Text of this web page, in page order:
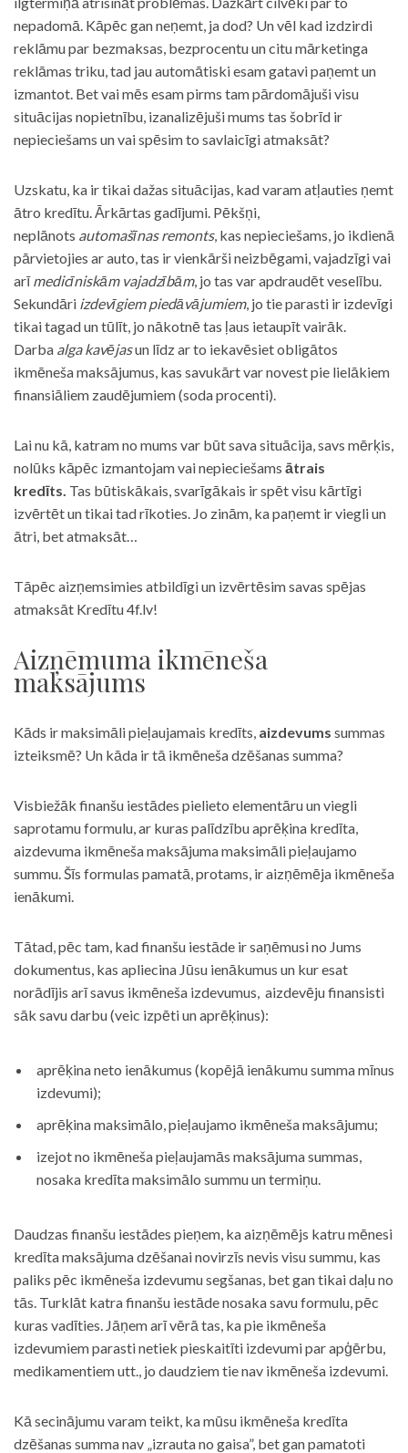
nepadomā. Kāpēc gan neņemt, ja dod? Un vēl kad izdzirdi
reklāmu par bezmaksas, bezprocentu un citu mārketinga
reklāmas triku, tad jau automātiski esam gatavi paņemt un
izmantot. Bet vai mēs esam pirms tam pārdomājuši visu
situācijas nopietnību, izanalizējuši mums tas šobrīd ir
nepieciešams un vai spēsim to savlaicīgi atmaksāt?
Uzskatu, ka ir tikai dažas situācijas, kad varam atļauties ņemt
ātro kredītu. Ārkārtas gadījumi. Pēkšņi,
neplānots automašīnas remonts, kas nepieciešams, jo ikdienā
pārvietojies ar auto, tas ir vienkārši neizbēgami, vajadzīgi vai
arīmedicīniskām vajadzībām, jo tas var apdraudēt veselību.
Sekundāri izdevīgiem piedāvājumiem, jo tie parasti ir izdevīgi
tikai tagad un tūlīt, jo nākotnē tas ļaus ietaupīt vairāk.
Darba alga kavējasun līdz ar to iekavēsiet obligātos
ikmēneša maksājumus, kas savukārt var novest pie lielākiem
finansiāliem zaudējumiem (soda procenti).
Lai nu kā, katram no mums var būt sava situācija, savs mērķis,
nolūks kāpēc izmantojam vai nepieciešams ātrais
kredīts. Tas būtiskākais, svarīgākais ir spēt visu kārtīgi
izvērtēt un tikai tad rīkoties. Jo zinām, ka paņemt ir viegli un
ātri, bet atmaksāt…
Tāpēc aizņemsimies atbildīgi un izvērtēsim savas spējas
atmaksāt Kredītu 4f.lv!
Aizņēmuma ikmēneša
maksājums
Kāds ir maksimāli pieļaujamais kredīts, aizdevums summas
izteiksmē? Un kāda ir tā ikmēneša dzēšanas summa?
Visbiežāk finanšu iestādes pielieto elementāru un viegli
saprotamu formulu, ar kuras palīdzību aprēķina kredīta,
aizdevuma ikmēneša maksājuma maksimāli pieļaujamo
summu. Šīs formulas pamatā, protams, ir aizņēmēja ikmēneša
ienākumi.
Tātad, pēc tam, kad finanšu iestāde ir saņēmusi no Jums
dokumentus, kas apliecina Jūsu ienākumus un kur esat
norādījis arī savus ikmēneša izdevumus, aizdevēju finansisti
sāk savu darbu (veic izpēti un aprēķinus):
aprēķina neto ienākumus (kopējā ienākumu summa mīnus
izdevumi);
aprēķina maksimālo, pieļaujamo ikmēneša maksājumu;
izejot no ikmēneša pieļaujamās maksājuma summas,
nosaka kredīta maksimālo summu un termiņu.
Daudzas finanšu iestādes pieņem, ka aizņēmējs katru mēnesi
kredīta maksājuma dzēšanai novirzīs nevis visu summu, kas
paliks pēc ikmēneša izdevumu segšanas, bet gan tikai daļu no
tās. Turklāt katra finanšu iestāde nosaka savu formulu, pēc
kuras vadīties. Jāņem arī vērā tas, ka pie ikmēneša
izdevumiem parasti netiek pieskaitīti izdevumi par apģērbu,
medikamentiem utt., jo daudziem tie nav ikmēneša izdevumi.
Kā secinājumu varam teikt, ka mūsu ikmēneša kredīta
dzēšanas summa nav „izrauta no gaisa”, bet gan pamatoti